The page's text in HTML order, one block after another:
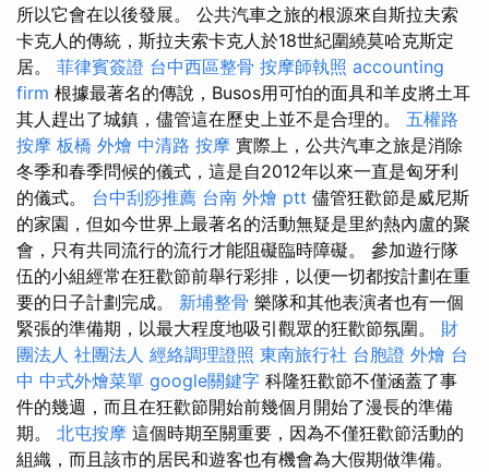
所以它會在以後發展。 公共汽車之旅的根源來自斯拉夫索
卡克人的傳統，斯拉夫索卡克人於18世紀圍繞莫哈克斯定
居。 菲律賓簽證 台中西區整骨 按摩師執照 accounting
firm 根據最著名的傳說，Busos用可怕的面具和羊皮將土耳
其人趕出了城鎮，儘管這在歷史上並不是合理的。 五權路
按摩 板橋 外燴 中清路 按摩 實際上，公共汽車之旅是消除
冬季和春季問候的儀式，這是自2012年以來一直是匈牙利
的儀式。 台中刮痧推薦 台南 外燴 ptt 儘管狂歡節是威尼斯
的家園，但如今世界上最著名的活動無疑是里約熱內盧的聚
會，只有共同流行的流行才能阻礙臨時障礙。 參加遊行隊
伍的小組經常在狂歡節前舉行彩排，以便一切都按計劃在重
要的日子計劃完成。 新埔整骨 樂隊和其他表演者也有一個
緊張的準備期，以最大程度地吸引觀眾的狂歡節氛圍。 財
團法人 社團法人 經絡調理證照 東南旅行社 台胞證 外燴 台
中 中式外燴菜單 google關鍵字 科隆狂歡節不僅涵蓋了事
件的幾週，而且在狂歡節開始前幾個月開始了漫長的準備
期。 北屯按摩 這個時期至關重要，因為不僅狂歡節活動的
組織，而且該市的居民和遊客也有機會為大假期做準備。